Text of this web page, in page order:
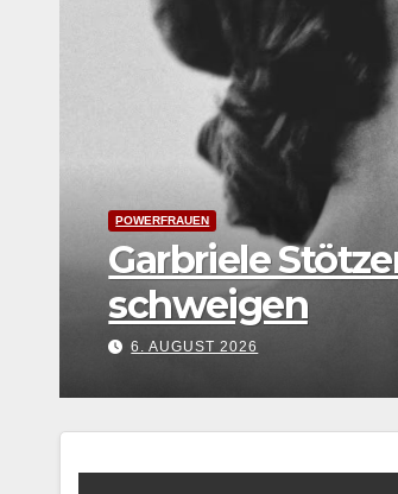
UNTERWEGS
Festival Young Euro
Weltkarte
7. AUGUST 2026